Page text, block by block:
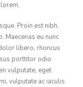
Proin est nibh,
Maecenas eu nunc
libero, rhoncus
porttitor odio
vulputate, eget
vulputate ac iaculis